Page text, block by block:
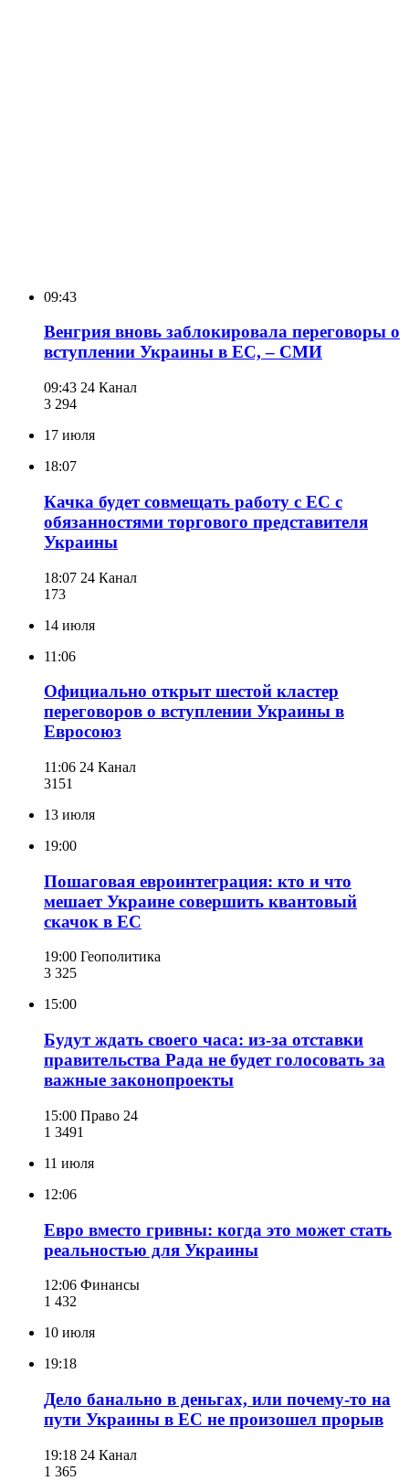
09:43
Венгрия вновь заблокировала переговоры о
вступлении Украины в ЕС, – СМИ
09:43 24 Канал
3 294
17 июля
18:07
Качка будет совмещать работу с ЕС с
обязанностями торгового представителя
Украины
18:07 24 Канал
173
14 июля
11:06
Официально открыт шестой кластер
переговоров о вступлении Украины в
Евросоюз
11:06 24 Канал
3151
13 июля
19:00
Пошаговая евроинтеграция: кто и что
мешает Украине совершить квантовый
скачок в ЕС
19:00 Геополитика
3 325
15:00
Будут ждать своего часа: из-за отставки
правительства Рада не будет голосовать за
важные законопроекты
15:00 Право 24
1 3491
11 июля
12:06
Евро вместо гривны: когда это может стать
реальностью для Украины
12:06 Финансы
1 432
10 июля
19:18
Дело банально в деньгах, или почему-то на
пути Украины в ЕС не произошел прорыв
19:18 24 Канал
1 365